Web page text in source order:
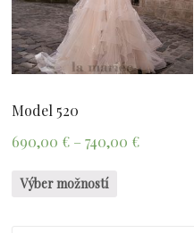
Model 520
690,00 € –740,00 €
Výber možností